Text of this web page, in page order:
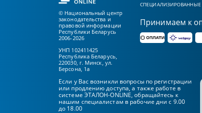
© Национальный центр
законодательства и
правовой информации
Республики Беларусь
2006-2026
УНП 102411425
Республика Беларусь,
220030, г. Минск, ул.
Берсона, 1а
СПЕЦИАЛИЗИРОВАННЫЕ
Принимаем к
Если у Вас возникли вопросы по регистрации
или продлению доступа, а также работе в
системе ЭТАЛОН-ONLINE, обращайтесь к
нашим специалистам в рабочие дни с 9.00
до 18.00